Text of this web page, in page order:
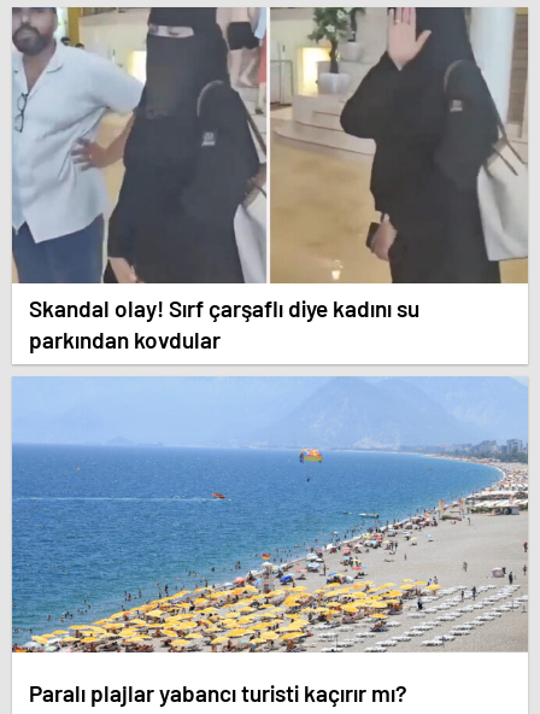
Skandal olay! Sırf çarşaflı diye kadını su
parkından kovdular
Paralı plajlar yabancı turisti kaçırır mı?